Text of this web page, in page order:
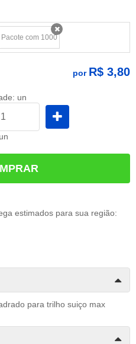
Pacote com 1000
x
por R$ 3,80
un
un
estimados para sua região:
para trilho suiço max